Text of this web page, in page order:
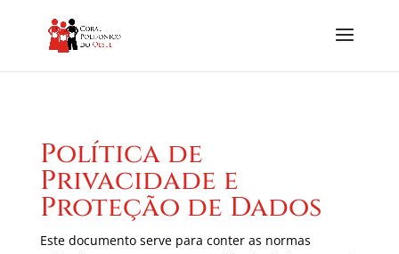
Política de
Privacidade e
Proteção de Dados
Este documento serve para conter as normas